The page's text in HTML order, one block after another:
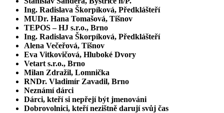
Ing. Radislava Škorpíková, Předklášteří
MUDr. Hana Tomašová, Tišnov
TEPOS – HJ s.r.o., Brno
Ing. Radislava Škorpíková, Předklášteří
Alena Večeřová, Tišnov
Eva Vitkovičová, Hluboké Dvory
Vetart s.r.o., Brno
Milan Zdražil, Lomnička
RNDr. Vladimír Zavadil, Brno
Neznámí dárci
Dárci, kteří si nepřejí být jmenováni
Dobrovolnici, kteří nezištně darují svůj čas